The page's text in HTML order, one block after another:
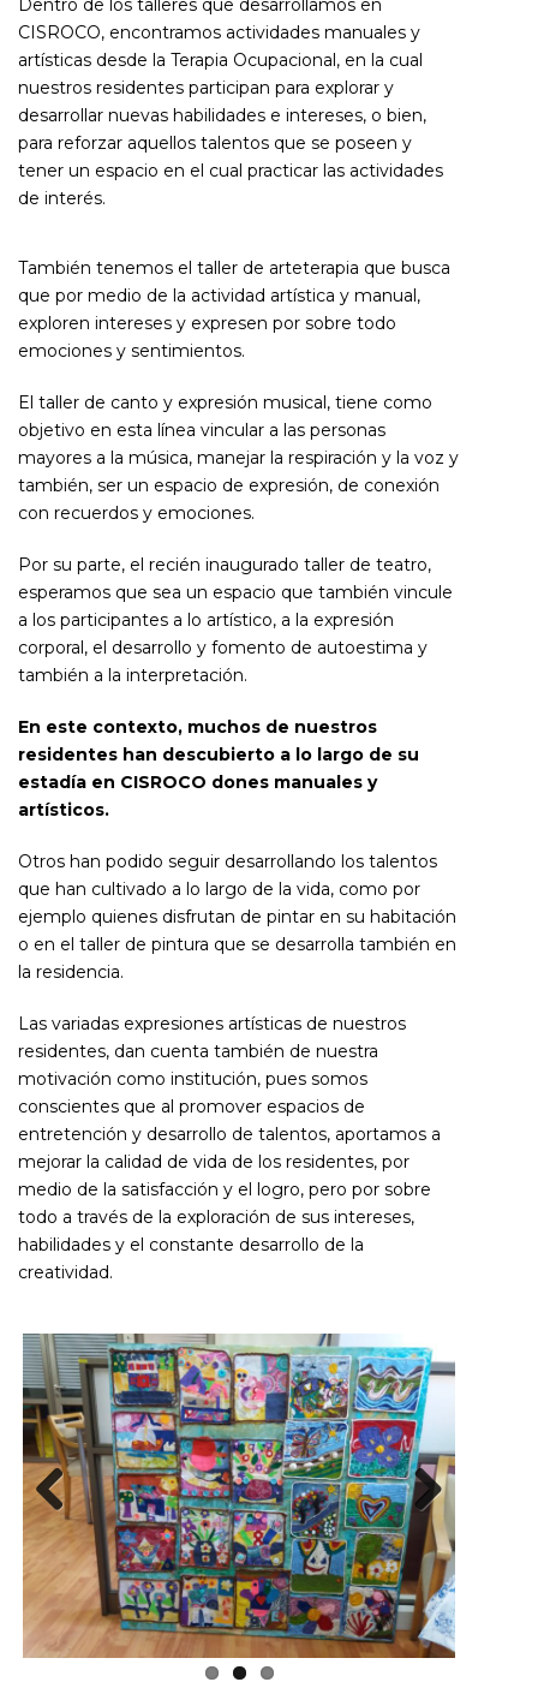
Dentro de los talleres que desarrollamos en
CISROCO, encontramos actividades manuales y
artísticas desde la Terapia Ocupacional, en la cual
nuestros residentes participan para explorar y
desarrollar nuevas habilidades e intereses, o bien,
para reforzar aquellos talentos que se poseen y
tener un espacio en el cual practicar las actividades
de interés.
También tenemos el taller de arteterapia que busca
que por medio de la actividad artística y manual,
exploren intereses y expresen por sobre todo
emociones y sentimientos.
El taller de canto y expresión musical, tiene como
objetivo en esta línea vincular a las personas
mayores a la música, manejar la respiración y la voz y
también, ser un espacio de expresión, de conexión
con recuerdos y emociones.
Por su parte, el recién inaugurado taller de teatro,
esperamos que sea un espacio que también vincule
a los participantes a lo artístico, a la expresión
corporal, el desarrollo y fomento de autoestima y
también a la interpretación.
En este contexto, muchos de nuestros
residentes han descubierto a lo largo de su
estadía en CISROCO dones manuales y
artísticos.
Otros han podido seguir desarrollando los talentos
que han cultivado a lo largo de la vida, como por
ejemplo quienes disfrutan de pintar en su habitación
o en el taller de pintura que se desarrolla también en
la residencia.
Las variadas expresiones artísticas de nuestros
residentes, dan cuenta también de nuestra
motivación como institución, pues somos
conscientes que al promover espacios de
entretención y desarrollo de talentos, aportamos a
mejorar la calidad de vida de los residentes, por
medio de la satisfacción y el logro, pero por sobre
todo a través de la exploración de sus intereses,
habilidades y el constante desarrollo de la
creatividad.
Previous Next